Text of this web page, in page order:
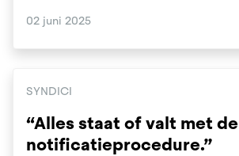
02 juni 2025
SYNDICI
“Alles staat of valt met de
notificatieprocedure.”